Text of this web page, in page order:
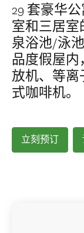
29 套豪华
室和三居室
泉浴池/泳
品度假屋内
放机、等
式咖啡机。
立刻预订